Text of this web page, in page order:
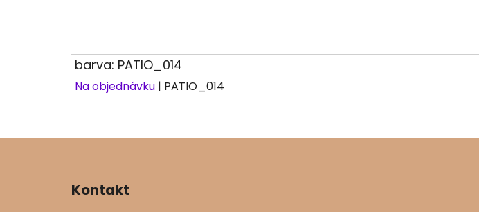
barva: PATIO_014
Na objednávku | PATIO_014
Kontakt